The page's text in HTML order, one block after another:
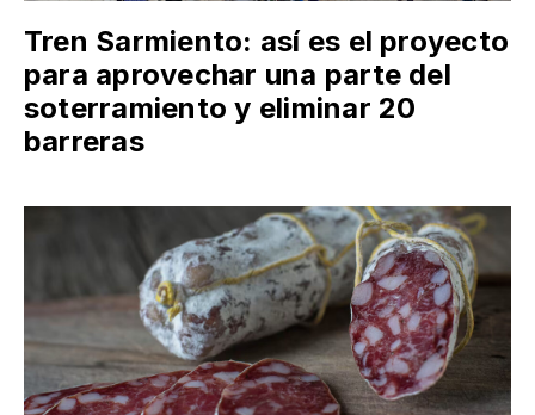
Tren Sarmiento: así es el proyecto
para aprovechar una parte del
soterramiento y eliminar 20
barreras